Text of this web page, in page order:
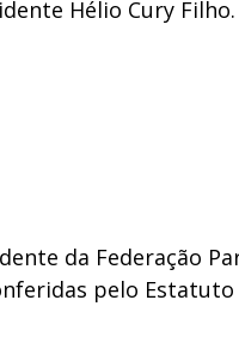
Hélio Cury Filho.
da Federação
pelo Estatuto